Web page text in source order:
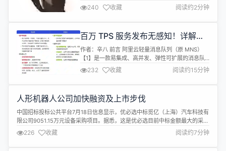
布，更新内容如下： AI 集成现已包含在社区软件包
中，不再需要安装扩展 SQL Editor： 修复了外部修
改的文件无法关闭而不覆盖的问题 改进了 Generic
复了...
240 收藏 阅读约2分钟
百万 TPS 服务发布无感知！详解轻
量消息队列无损发布实践
作者：辛八 前言 阿里云轻量消息队列（原 MNS）
【1】是一款易集成、高并发、弹性可扩展的消息队
列服务，助力开发者在分布式组件间高效传递数据，
构建松耦合架构。它凭借轻量化架构、高可靠性及动
态弹性优势，在业务异步处理、AI 场景（如 LLM 推
涵盖零售、金融、汽车、游戏等领域的数千家企业客
户。 本文将从开发者视角...
232 收藏 阅读约15分钟
人形机器人公司加快融资及上市步伐
中国招标投标公共平台7月18日信息显示，优必选中标觅亿（上海）汽车科技有
限公司9051.15万元设备采购项目。据悉，这是优必选目前中标金额最大的采购
订单。 与此同时，7月7日，星动纪元宣布完成近5亿元A轮融资；7月8日，云
深处宣布完成近5亿元新一轮融资，它石智航完成1.22亿美元天使+轮融资，小
雨智造完成约1亿元A++轮融资；7月9日，星海图宣布接连完成A4...
226 收藏 阅读约7分钟